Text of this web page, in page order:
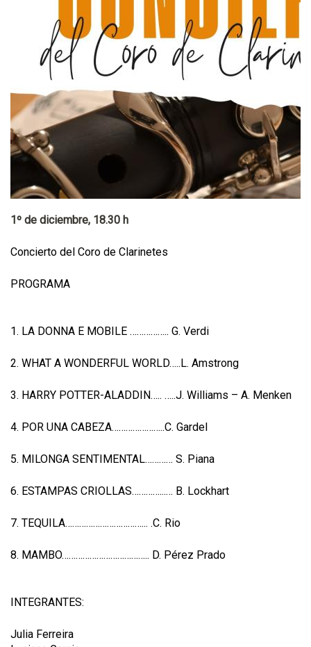
1º de diciembre, 18.30 h
Concierto del Coro de Clarinetes
PROGRAMA
1. LA DONNA E MOBILE …………….. G. Verdi
2. WHAT A WONDERFUL WORLD…..L. Amstrong
3. HARRY POTTER-ALADDIN….. …..J. Williams – A. Menken
4. POR UNA CABEZA…………………..C. Gardel
5. MILONGA SENTIMENTAL………… S. Piana
6. ESTAMPAS CRIOLLAS…………...… B. Lockhart
7. TEQUILA……………………………... .C. Rio
8. MAMBO……………………………….. D. Pérez Prado
INTEGRANTES:
Julia Ferreira